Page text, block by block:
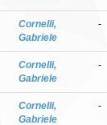
Cornelli,
Gabriele
-
Cornelli,
Gabriele
-
Cornelli,
Gabriele
-